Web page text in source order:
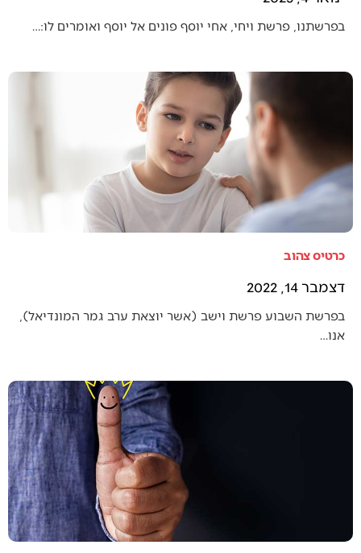
בפרשתנו, פרשת ויחי, אחי יוסף פונים אל יוסף ואומרים לו:…
כרטיס צהוב
דצמבר 14, 2022
בפרשת השבוע פרשת וישב (אשר יוצאת ערב גמר המונדיאל),
אנו…